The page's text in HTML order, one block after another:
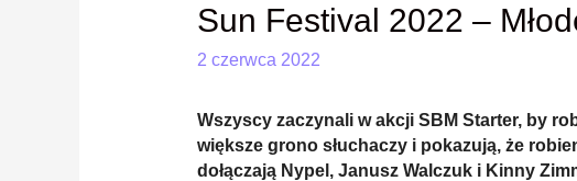
Sun Festival 2022 –
2 czerwca 2022
Wszyscy zaczynali w akcji SBM Starter, by
większe grono słuchaczy i pokazują, że
dołączają Nypel, Janusz Walczuk i Kinny